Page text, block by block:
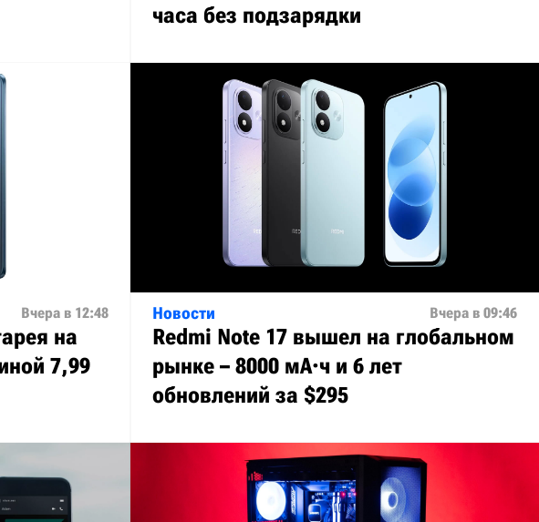
часа без подзарядки
Вчера в 12:48
на
7,99
Новости Вчера в 09:46
Redmi Note 17 вышел на глобальном
рынке – 8000 мА·ч и 6 лет
обновлений за $295